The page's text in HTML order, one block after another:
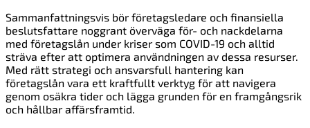
Sammanfattningsvis bör företagsledare och finansiella
beslutsfattare noggrant överväga för- och nackdelarna
med företagslån under kriser som COVID-19 och alltid
sträva efter att optimera användningen av dessa resurser.
Med rätt strategi och ansvarsfull hantering kan
företagslån vara ett kraftfullt verktyg för att navigera
genom osäkra tider och lägga grunden för en framgångsrik
och hållbar affärsframtid.